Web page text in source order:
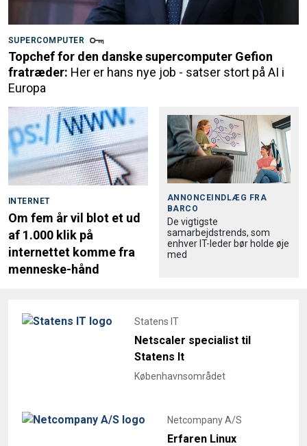
SUPERCOMPUTER
Topchef for den danske supercomputer Gefion
fratræder: Her er hans nye job - satser stort på AI i
Europa
INTERNET
Om fem år vil blot et ud
af 1.000 klik på
internettet komme fra
menneske-hånd
ANNONCEINDLÆG FRA
BARCO
De vigtigste
samarbejdstrends, som
enhver IT-leder bør holde øje
med
Statens IT
Netscaler specialist til
Statens It
Københavnsområdet
Netcompany A/S
Erfaren Linux